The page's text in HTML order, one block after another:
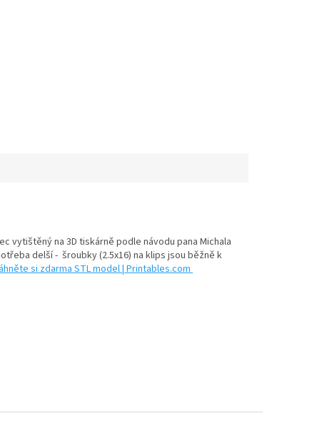
vytištěný na 3D tiskárně podle návodu pana Michala
delší - šroubky (2.5x16) na klips jsou běžně k
si zdarma STL model | Printables.com